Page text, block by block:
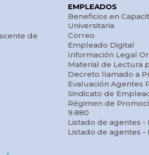
despacho que
pueden ser:
– Ley;
despachos
Resolución o
– Mayoría;
producen con
– 1° Lectura;
que requieren
de
EMPLEADOS
Beneficios en
Universitaria
Correo
Empleado Digital
Información Legal
Material de Lectura
Decreto llamado a
Evaluación Agentes
Sindicato de
Régimen de
9.880
Listado de agentes -
Listado de agentes -